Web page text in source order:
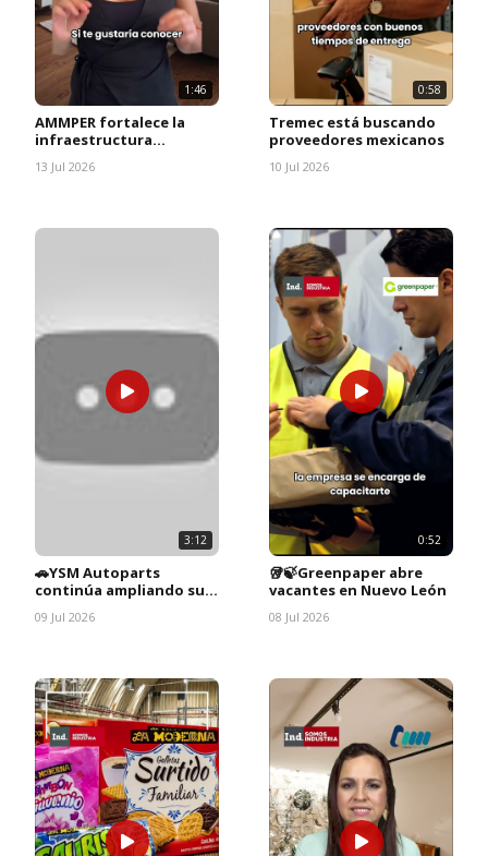
1:46
AMMPER fortalece la
infraestructura
13 Jul 2026
0:58
Tremec está buscando
proveedores mexicanos
10 Jul 2026
3:12
🚗YSM Autoparts
continúa ampliando su
09 Jul 2026
0:52
🥡🍃Greenpaper abre
vacantes en Nuevo León
08 Jul 2026